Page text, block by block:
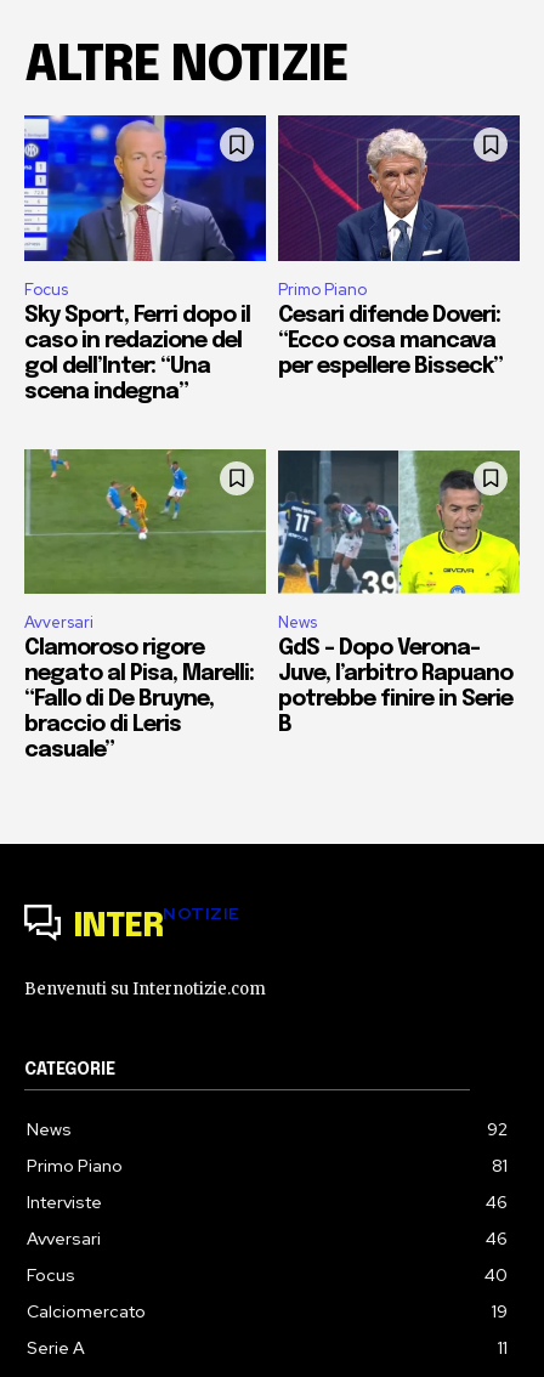
ALTRE NOTIZIE
Focus
Sky Sport, Ferri dopo il
caso in redazione del
gol dell’Inter: “Una
scena indegna”
Primo Piano
Cesari difende Doveri:
“Ecco cosa mancava
per espellere Bisseck”
Avversari
Clamoroso rigore
negato al Pisa, Marelli:
“Fallo di De Bruyne,
braccio di Leris
casuale”
News
GdS – Dopo Verona-
Juve, l’arbitro Rapuano
potrebbe finire in Serie
B
INTERNOTIZIE
Benvenuti su Internotizie.com
CATEGORIE
News
92
Primo Piano
81
Interviste
46
Avversari
46
Focus
40
Calciomercato
19
Serie A
11